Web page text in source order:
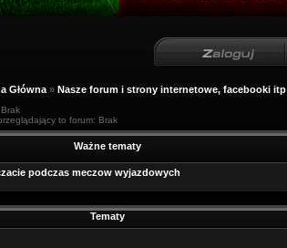
Główna » Nasze forum i strony internetowe, facebooki itp
to forum: Brak
Ważne tematy
podczas meczow wyjazdowych
Tematy